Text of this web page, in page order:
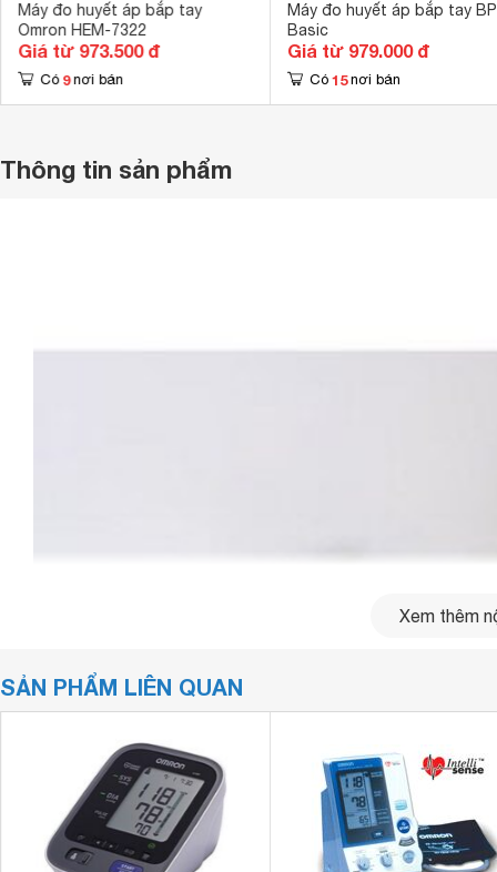
Máy đo huyết áp bắp tay
Omron HEM-7322
Giá từ 973.500 đ
Có 9 nơi bán
Máy đo huyết áp bắp tay
Basic
Giá từ 979.000 đ
Có 15 nơi bán
Thông tin sản phẩm
Xem thêm
SẢN PHẨM LIÊN QUAN